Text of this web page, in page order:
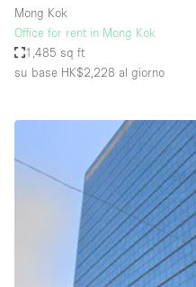
Impianto audiovisivo
Industriale
Licenza per Liquori
Livello strada
Luce Diurna
Magazzino
Parcheggio privato
Piano terra
Mong Kok
Office for rent in Mong Kok
1,485 sq ft
su base HK$2,228 al giorno